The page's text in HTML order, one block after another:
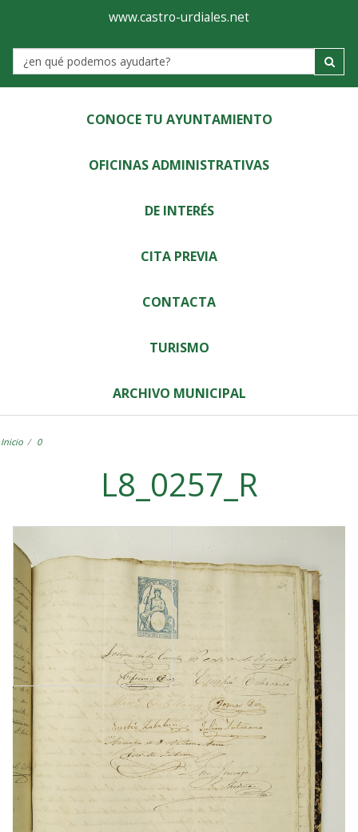
Ayuntamiento
de
Castro-
Urdiales
www.castro-urdiales.net
Label
CONOCE TU AYUNTAMIENTO
OFICINAS ADMINISTRATIVAS
DE INTERÉS
CITA PREVIA
CONTACTA
TURISMO
ARCHIVO MUNICIPAL
Inicio 0
L8_0257_R